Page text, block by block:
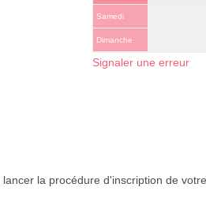
Samedi
Dimanche
Signaler une erreur
la procédure d'inscription de